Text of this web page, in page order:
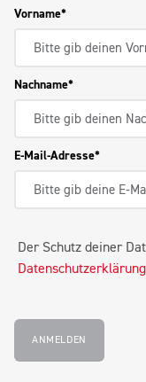
Vorname
Nachname
E-Mail-Adresse
Der Schutz deiner
Datenschutzerklärung
ANMELDEN